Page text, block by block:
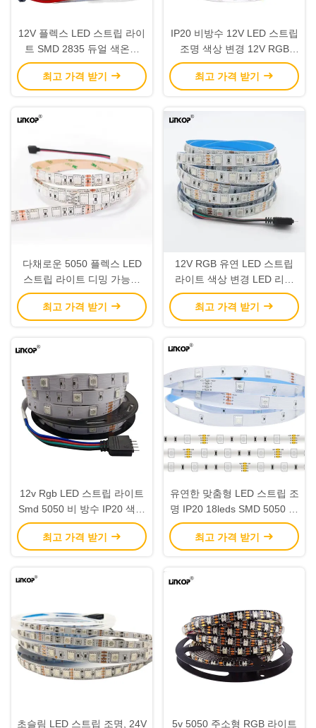
12V 플렉스 LED 스트립 라이
트 SMD 2835 듀얼 색온도
LED 스트립
최고 가격 받기
IP20 비방수 12V LED 스트립
조명 색상 변경 12V RGB
LED 스트립 SMD5050
최고 가격 받기
다채로운 5050 플렉스 LED
스트립 라이트 디밍 가능한
LED 리본 라이트 방수 IP65
최고 가격 받기
12V RGB 유연 LED 스트립
라이트 색상 변경 LED 리본
라이트 IP20
최고 가격 받기
12v Rgb LED 스트립 라이트
Smd 5050 비 방수 IP20 색상
변경 LED 로프 라이트
최고 가격 받기
유연한 맞춤형 LED 스트립 조
명 IP20 18leds SMD 5050 유
연한 LED 스트립 조명
최고 가격 받기
초슬림 LED 스트립 조명, 24V
5v 5050 주소형 RGB 라이트